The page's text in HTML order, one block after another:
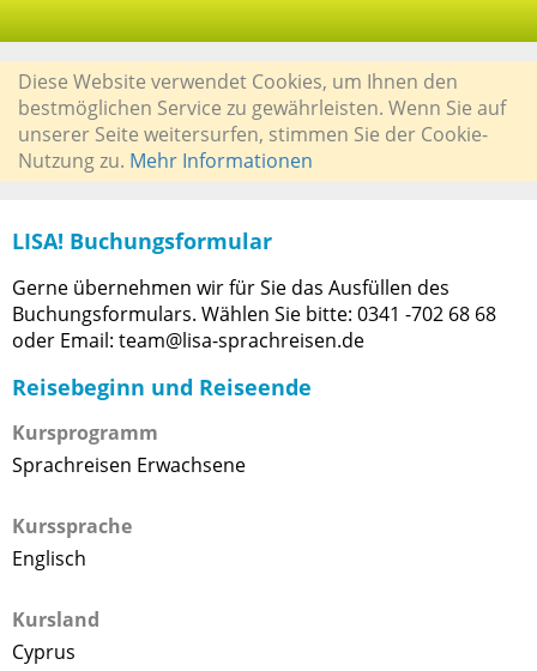
Diese Website verwendet Cookies, um Ihnen den
bestmöglichen Service zu gewährleisten. Wenn Sie auf
unserer Seite weitersurfen, stimmen Sie der Cookie-
Nutzung zu. Mehr Informationen
LISA! Buchungsformular
Gerne übernehmen wir für Sie das Ausfüllen des
Buchungsformulars. Wählen Sie bitte: 0341 -702 68 68
oder Email: team@lisa-sprachreisen.de
Reisebeginn und Reiseende
Kursprogramm
Sprachreisen Erwachsene
Kurssprache
Englisch
Kursland
Cyprus